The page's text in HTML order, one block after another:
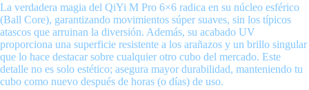
La verdadera magia del QiYi M Pro 6×6 radica en su núcleo esférico
(Ball Core), garantizando movimientos súper suaves, sin los típicos
atascos que arruinan la diversión. Además, su acabado UV
proporciona una superficie resistente a los arañazos y un brillo singular
que lo hace destacar sobre cualquier otro cubo del mercado. Este
detalle no es solo estético; asegura mayor durabilidad, manteniendo tu
cubo como nuevo después de horas (o días) de uso.